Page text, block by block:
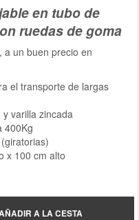
en tubo de
ruedas de goma
a un buen precio en
el transporte de largas
varilla zincada
400Kg
x 100 cm alto
A LA CESTA